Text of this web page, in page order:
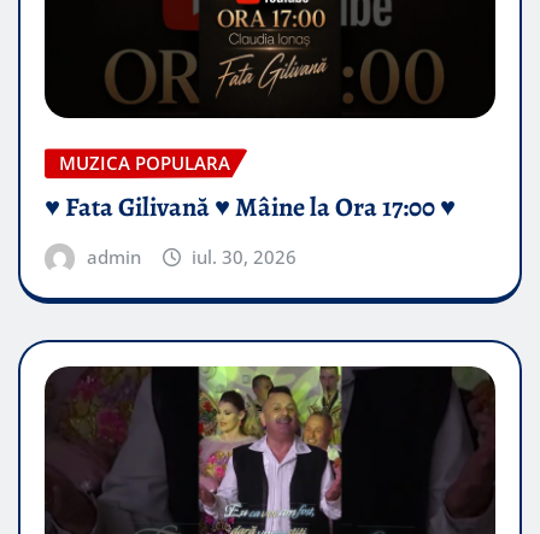
MUZICA POPULARA
♥️ Fata Gilivană ♥️ Mâine la Ora 17:00 ♥️
admin iul. 30, 2026